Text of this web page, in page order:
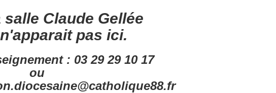
salle Claude Gellée
n'apparait pas ici.
: 03 29 29 10 17
ou